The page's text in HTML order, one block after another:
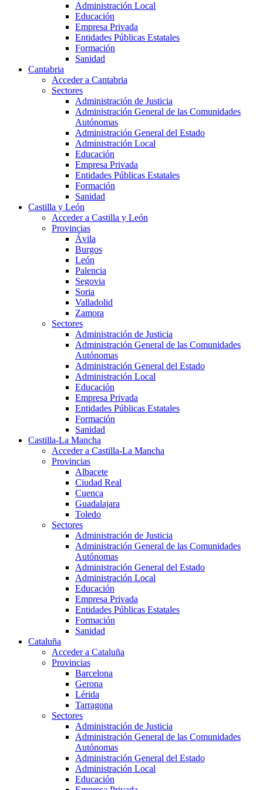
Administración Local
Educación
Empresa Privada
Entidades Públicas Estatales
Formación
Sanidad
Cantabria
Acceder a Cantabria
Sectores
Administración de Justicia
Administración General de las Comunidades
Autónomas
Administración General del Estado
Administración Local
Educación
Empresa Privada
Entidades Públicas Estatales
Formación
Sanidad
Castilla y León
Acceder a Castilla y León
Provincias
Ávila
Burgos
León
Palencia
Segovia
Soria
Valladolid
Zamora
Sectores
Administración de Justicia
Administración General de las Comunidades
Autónomas
Administración General del Estado
Administración Local
Educación
Empresa Privada
Entidades Públicas Estatales
Formación
Sanidad
Castilla-La Mancha
Acceder a Castilla-La Mancha
Provincias
Albacete
Ciudad Real
Cuenca
Guadalajara
Toledo
Sectores
Administración de Justicia
Administración General de las Comunidades
Autónomas
Administración General del Estado
Administración Local
Educación
Empresa Privada
Entidades Públicas Estatales
Formación
Sanidad
Cataluña
Acceder a Cataluña
Provincias
Barcelona
Gerona
Lérida
Tarragona
Sectores
Administración de Justicia
Administración General de las Comunidades
Autónomas
Administración General del Estado
Administración Local
Educación